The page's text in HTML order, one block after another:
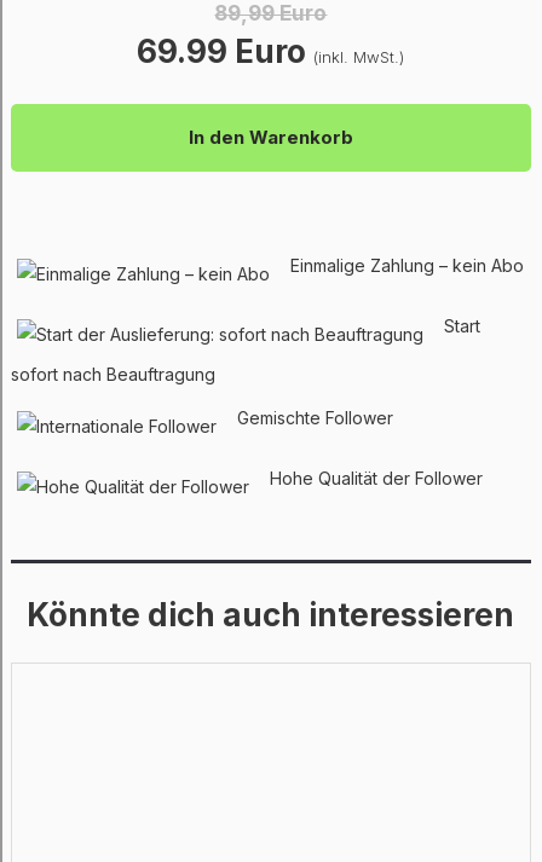
89,99 Euro
69.99 Euro (inkl. MwSt.)
In den Warenkorb
Einmalige Zahlung – kein Abo
Start
sofort nach Beauftragung
Gemischte Follower
Hohe Qualität der Follower
Könnte dich auch interessieren